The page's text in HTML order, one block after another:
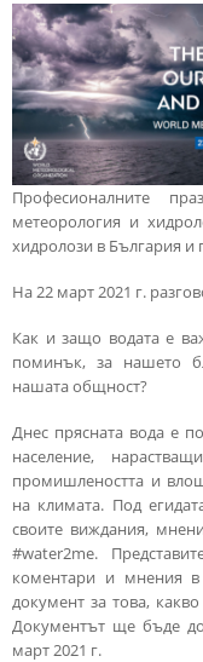
Професионалните
метеорология и
хидролози в България и
На 22 март 2021 г.
Как и защо водата е
поминък, за нашето
нашата общност?
Днес прясната вода е
население,
промишлеността и
на климата. Под
своите виждания,
#water2me.
коментари и мнения
документ за това,
Документът ще бъде
март 2021 г.